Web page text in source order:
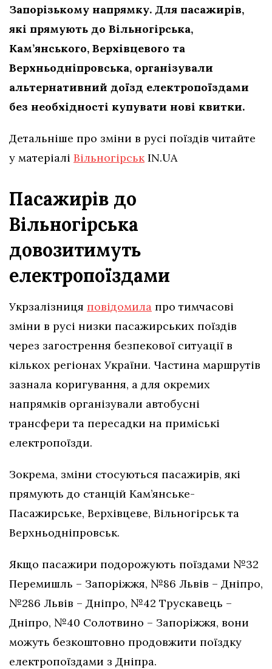
Запорізькому напрямку. Для пасажирів,
які прямують до Вільногірська,
Кам’янського, Верхівцевого та
Верхньодніпровська, організували
альтернативний доїзд електропоїздами
без необхідності купувати нові квитки.
Детальніше про зміни в русі поїздів читайте
у матеріалі Вільногірськ IN.UA
Пасажирів до
Вільногірська
довозитимуть
електропоїздами
Укрзалізниця повідомила про тимчасові
зміни в русі низки пасажирських поїздів
через загострення безпекової ситуації в
кількох регіонах України. Частина маршрутів
зазнала коригування, а для окремих
напрямків організували автобусні
трансфери та пересадки на приміські
електропоїзди.
Зокрема, зміни стосуються пасажирів, які
прямують до станцій Кам’янське-
Пасажирське, Верхівцеве, Вільногірськ та
Верхньодніпровськ.
Якщо пасажири подорожують поїздами №32
Перемишль – Запоріжжя, №86 Львів – Дніпро,
№286 Львів – Дніпро, №42 Трускавець –
Дніпро, №40 Солотвино – Запоріжжя, вони
можуть безкоштовно продовжити поїздку
електропоїздами з Дніпра.